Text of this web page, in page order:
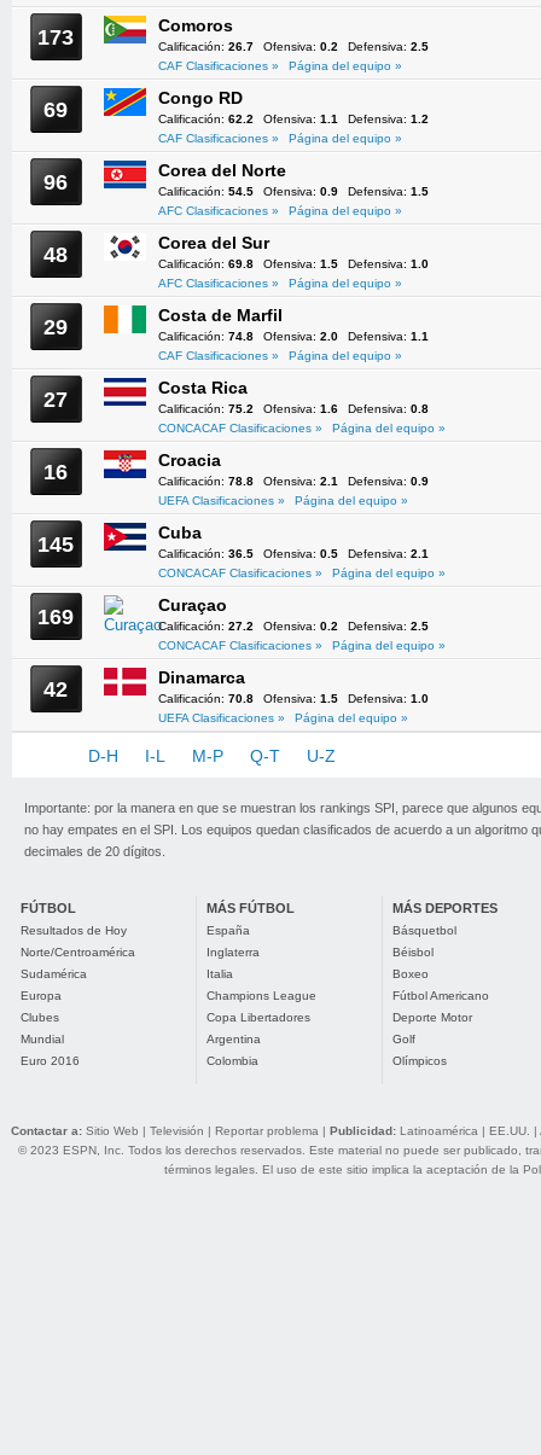
173 Comoros
Calificación: 26.7 Ofensiva: 0.2 Defensiva: 2.5
CAF Clasificaciones »
Página del equipo »
69 Congo RD
Calificación: 62.2 Ofensiva: 1.1 Defensiva: 1.2
CAF Clasificaciones »
Página del equipo »
96 Corea del Norte
Calificación: 54.5 Ofensiva: 0.9 Defensiva: 1.5
AFC Clasificaciones »
Página del equipo »
48 Corea del Sur
Calificación: 69.8 Ofensiva: 1.5 Defensiva: 1.0
AFC Clasificaciones »
Página del equipo »
29 Costa de Marfil
Calificación: 74.8 Ofensiva: 2.0 Defensiva: 1.1
CAF Clasificaciones »
Página del equipo »
27 Costa Rica
Calificación: 75.2 Ofensiva: 1.6 Defensiva: 0.8
CONCACAF Clasificaciones »
Página del equipo »
16 Croacia
Calificación: 78.8 Ofensiva: 2.1 Defensiva: 0.9
UEFA Clasificaciones »
Página del equipo »
145 Cuba
Calificación: 36.5 Ofensiva: 0.5 Defensiva: 2.1
CONCACAF Clasificaciones »
Página del equipo »
169 Curaçao
Calificación: 27.2 Ofensiva: 0.2 Defensiva: 2.5
CONCACAF Clasificaciones »
Página del equipo »
42 Dinamarca
Calificación: 70.8 Ofensiva: 1.5 Defensiva: 1.0
UEFA Clasificaciones »
Página del equipo »
D-H I-L M-P Q-T U-Z
Importante: por la manera en que se muestran los rankings SPI, parece que algunos
no hay empates en el SPI. Los equipos quedan clasificados de acuerdo a un algoritmo
decimales de 20 dígitos.
FÚTBOL
Resultados de Hoy
Norte/Centroamérica
Sudamérica
Europa
Clubes
Mundial
Euro 2016
MÁS FÚTBOL
España
Inglaterra
Italia
Champions League
Copa Libertadores
Argentina
Colombia
MÁS DEPORTES
Básquetbol
Béisbol
Boxeo
Fútbol Americano
Deporte Motor
Golf
Olímpicos
Contactar a: Sitio Web | Televisión | Reportar problema | Publicidad: Latinoamérica | EE.UU. |
© 2023 ESPN, Inc. Todos los derechos reservados. Este material no puede ser publicado,
términos legales. El uso de este sitio implica la aceptación de la